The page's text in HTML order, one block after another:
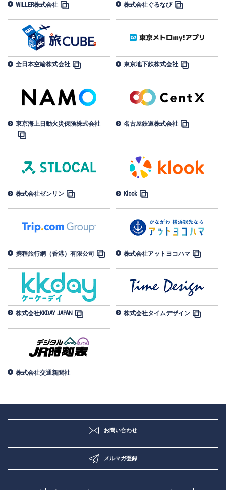
WILLER株式会社 株式会社ぐるなび
全日本空輸株式会社 東京地下鉄株式会社
東京海上日動火災保険株式会社 名古屋鉄道株式会社
株式会社ゼンリン Klook
携程旅行網（香港）有限公司 株式会社アットヨコハマ
株式会社KKDAY JAPAN 株式会社タイムデザイン
株式会社交通新聞社
お問い合わせ
メルマガ登録